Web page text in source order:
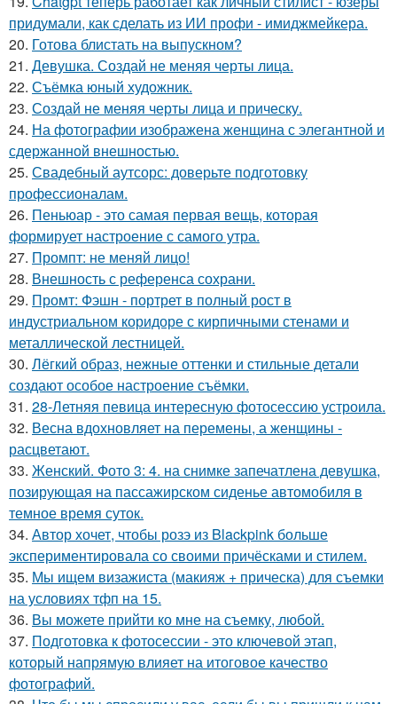
придумали, как сделать из ИИ профи - имиджмейкера.
20. Готова блистать на выпускном?
21. Девушка. Создай не меняя черты лица.
22. Съёмка юный художник.
23. Создай не меняя черты лица и прическу.
24. На фотографии изображена женщина с элегантной и
сдержанной внешностью.
25. Свадебный аутсорс: доверьте подготовку
профессионалам.
26. Пеньюар - это самая первая вещь, которая
формирует настроение с самого утра.
27. Промпт: не меняй лицо!
28. Внешность с референса сохрани.
29. Промт: Фэшн - портрет в полный рост в
индустриальном коридоре с кирпичными стенами и
металлической лестницей.
30. Лёгкий образ, нежные оттенки и стильные детали
создают особое настроение съёмки.
31. 28-Летняя певица интересную фотосессию устроила.
32. Весна вдохновляет на перемены, а женщины -
расцветают.
33. Женский. Фото 3: 4. на снимке запечатлена девушка,
позирующая на пассажирском сиденье автомобиля в
темное время суток.
34. Автор хочет, чтобы розэ из Blackpink больше
экспериментировала со своими причёсками и стилем.
35. Мы ищем визажиста (макияж + прическа) для съемки
на условиях тфп на 15.
36. Вы можете прийти ко мне на съемку, любой.
37. Подготовка к фотосессии - это ключевой этап,
который напрямую влияет на итоговое качество
фотографий.